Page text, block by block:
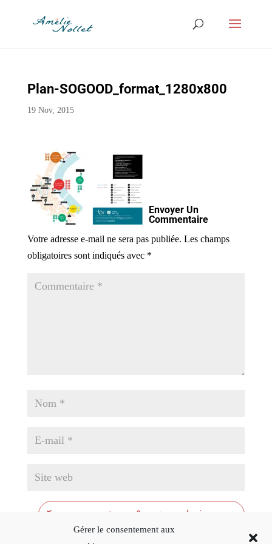
Gérer le consentement aux
Plan-SOGOOD_format_1280x800
19 Nov, 2015
Envoyer Un
Commentaire
Votre adresse e-mail ne sera pas publiée. Les champs
obligatoires sont indiqués avec *